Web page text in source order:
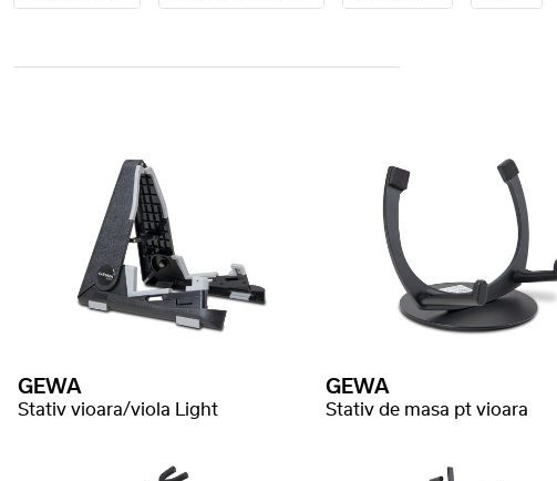
GEWA
Stativ vioara/viola Light
GEWA
Stativ de masa pt vioara